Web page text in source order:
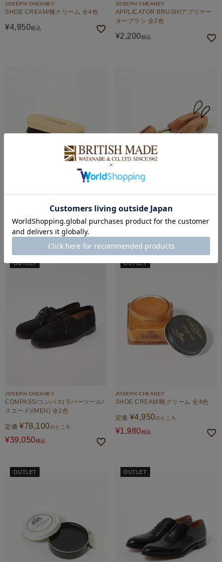
JOSEPH CHEANEY
SHOE CREAM/靴クリーム 全4色
¥4,950税込
JOSEPH CHEANEY
APPLICATOR BRUSH/アプリケー
ターブラシ 全2色
¥2,200税込
CHEANEY SHOEBRUSH/シューブ
3,850税込
レディースシューツリー(BRITISH
OUTLET
JOSEPH CHEANEY
COMPASS/コンパス(ラバーソール/
スエード)(MEN) 全2色
定価 ¥78,100のところ
¥39,050税込
OUTLET
JOSEPH CHEANEY
SHOE CREAM/靴クリーム 全4色
定価 ¥4,950のところ
¥1,980税込
OUTLET OUTLET